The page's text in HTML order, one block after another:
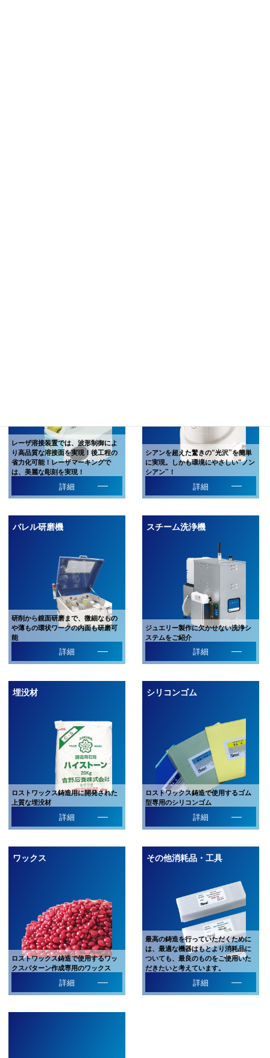
レーザ溶接装置では、波形制御によ
り高品質な溶接面を実現！後工程の
省力化可能！レーザマーキングで
は、美麗な彫刻を実現！
詳細
シアンを超えた驚きの“光沢”を簡単
に実現。しかも環境にやさしい“ノン
シアン”！
詳細
バレル研磨機
研削から鏡面研磨まで、微細なもの
や薄もの環状ワークの内面も研磨可
能
詳細
スチーム洗浄機
ジュエリー製作に欠かせない洗浄シ
ステムをご紹介
詳細
埋没材
ロストワックス鋳造用に開発された
上質な埋没材
詳細
シリコンゴム
ロストワックス鋳造で使用するゴム
型専用のシリコンゴム
詳細
ワックス
ロストワックス鋳造で使用するワッ
クスパターン作成専用のワックス
詳細
その他消耗品・工具
最高の鋳造を行っていただくために
は、最適な機器はもとより消耗品に
ついても、最良のものをご使用いた
だきたいと考えています。
詳細